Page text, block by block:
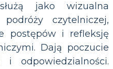
jako wizualna
czytelniczej,
postępów i refleksję
Dają poczucie
i odpowiedzialności.